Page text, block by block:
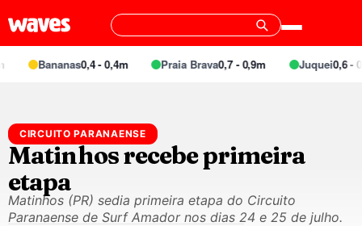
Bananas0,4 - 0,4m Praia Brava0,7 - 0,9m Juquei0,6 -
CIRCUITO PARANAENSE
Matinhos recebe primeira
etapa
Matinhos (PR) sedia primeira etapa do Circuito
Paranaense de Surf Amador nos dias 24 e 25 de julho.